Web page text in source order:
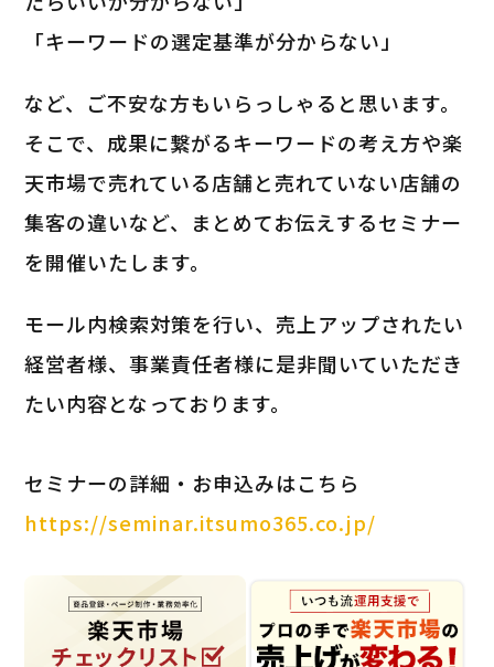
「キーワードの選定基準が分からない」
など、ご不安な方もいらっしゃると思います。
そこで、成果に繋がるキーワードの考え方や楽
天市場で売れている店舗と売れていない店舗の
集客の違いなど、まとめてお伝えするセミナー
を開催いたします。
モール内検索対策を行い、売上アップされたい
経営者様、事業責任者様に是非聞いていただき
たい内容となっております。
セミナーの詳細・お申込みはこちら
https://seminar.itsumo365.co.jp/